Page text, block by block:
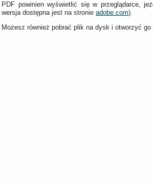
PDF powinien wyświetlić się w przeglądarce,
wersja dostępna jest na stronie adobe.com).
Możesz również pobrać plik na dysk i otworzyć